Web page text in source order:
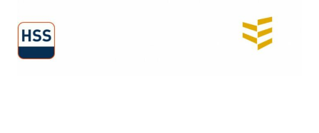
Materiaal
Artikelcategorie